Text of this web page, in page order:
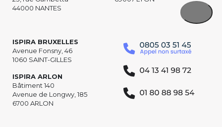
44000 NANTES
ISPIRA BRUXELLES
Avenue Fonsny, 46
1060 SAINT-GILLES
ISPIRA ARLON
Bâtiment 140
Avenue de Longwy, 185
6700 ARLON